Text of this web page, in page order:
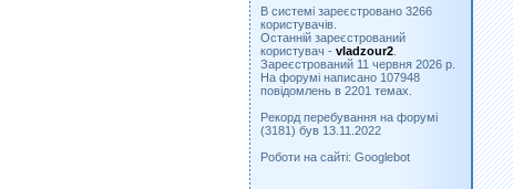
В системі зареєстровано 3266
користувачів.
Останній зареєстрований
користувач - vladzour2
Зареєстрований 11 червня 2026 р.
На форумі написано 107948
повідомлень в 2201 темах.
Рекорд перебування на форумі
(3181) був 13.11.2022
Роботи на сайті: Googlebot